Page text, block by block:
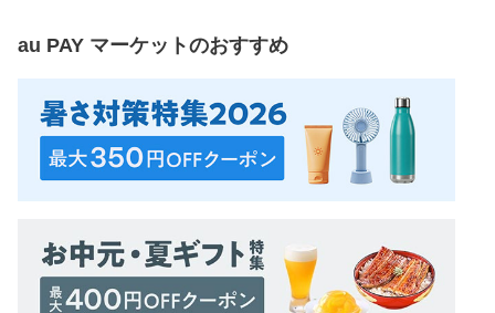
au PAY マーケットのおすすめ